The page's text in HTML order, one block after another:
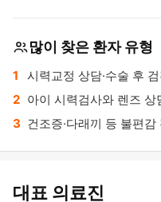
많이 찾은 환자 유형
시력교정 상담·수술 후
아이 시력검사와 렌즈 상
건조증·다래끼 등 불편
대표 의료진